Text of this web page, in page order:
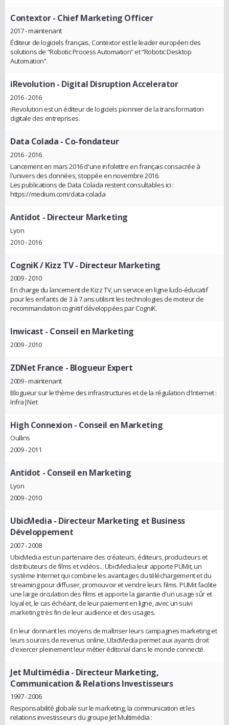
Contextor- Chief Marketing Officer
2017 - maintenant
Éditeur de logiciels français, Contextor est le leader européen des
solutions de “Robotic Process Automation” et “Robotic Desktop
Automation”.
iRevolution - Digital Disruption Accelerator
2016 - 2016
iRevolution est un éditeur de logiciels pionnier de la transformation
digitale des entreprises.
Data Colada - Co-fondateur
2016 - 2016
Lancement en mars 2016 d'une infolettre en français consacrée à
l'univers des données, stoppée en novembre 2016.
Les publications de Data Colada restent consultables ici :
https://medium.com/data-colada
Antidot - Directeur Marketing
Lyon
2010 - 2016
CogniK / Kizz TV- Directeur Marketing
2009 - 2010
En charge du lancement de Kizz TV, un service en ligne ludo-éducatif
pour les enfants de 3 à 7 ans utilisnt les technologies de moteur de
recommandation cognitif développées par CogniK.
Inwicast - Conseil en Marketing
2009 - 2010
ZDNet France - Blogueur Expert
2009 - maintenant
Blogueur sur le thème des infrastructures et de la régulation d'Internet :
Infra|Net
High Connexion - Conseil en Marketing
Oullins
2009 - 2011
Antidot - Conseil en Marketing
Lyon
2009 - 2010
UbicMedia - Directeur Marketing et Business
Développement
2007 - 2008
UbicMedia est un partenaire des créateurs, éditeurs, producteurs et
distributeurs de films et vidéos... UbicMedia leur apporte PUMit, un
système Internet qui combine les avantages du téléchargement et du
streaming pour diffuser, promouvoir et vendre leurs films. PUMit facilite
une large circulation des films et apporte la garantie d'un usage sûr et
loyal et, le cas échéant, de leur paiement en ligne, avec un suivi
marketing très fin de leur audience et des usages.
En leur donnant les moyens de maîtriser leurs campagnes marketing et
leurs sources de revenus online, UbicMedia permet aux ayants droit
d'exercer pleinement leur métier éditorial dans le monde connecté.
Jet Multimédia - Directeur Marketing,
Communication & Relations Investisseurs
1997 - 2006
Responsabilité globale sur le marketing, la communication et les
relations investisseurs du groupe Jet Multimédia :